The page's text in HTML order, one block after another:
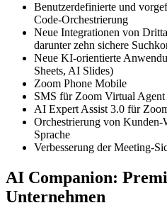
Benutzerdefinierte und
Code-Orchestrierung
Neue Integrationen von
darunter zehn sichere
Neue KI-orientierte
Sheets, AI Slides)
Zoom Phone Mobile
SMS für Zoom Virtual
AI Expert Assist 3.0 für
Orchestrierung von
Sprache
Verbesserung der Meeting-
AI Companion:
Unternehmen